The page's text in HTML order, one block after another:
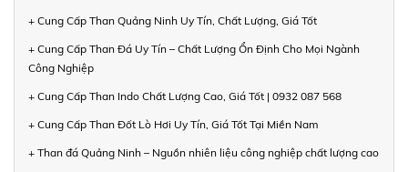
+ Cung Cấp Than Quảng Ninh Uy Tín, Chất Lượng, Giá Tốt
+ Cung Cấp Than Đá Uy Tín – Chất Lượng Ổn Định Cho Mọi Ngành
Công Nghiệp
+ Cung Cấp Than Indo Chất Lượng Cao, Giá Tốt | 0932 087 568
+ Cung Cấp Than Đốt Lò Hơi Uy Tín, Giá Tốt Tại Miền Nam
+ Than đá Quảng Ninh – Nguồn nhiên liệu công nghiệp chất lượng cao